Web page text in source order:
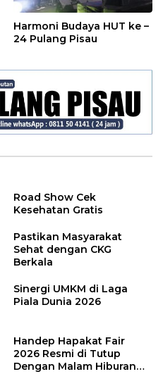
Harmoni Budaya HUT ke –
24 Pulang Pisau
Road Show Cek
Kesehatan Gratis
Pastikan Masyarakat
Sehat dengan CKG
Berkala
Sinergi UMKM di Laga
Piala Dunia 2026
Handep Hapakat Fair
2026 Resmi di Tutup
Dengan Malam Hiburan